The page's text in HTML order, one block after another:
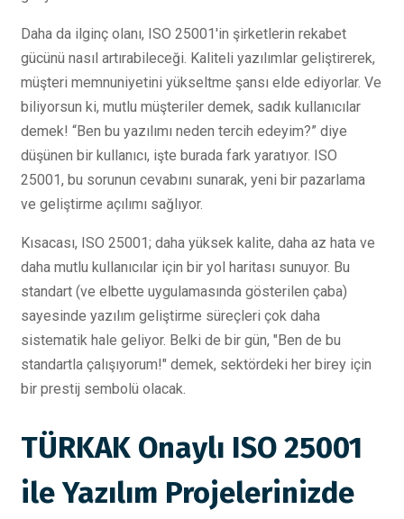
Daha da ilginç olanı, ISO 25001'in şirketlerin rekabet
gücünü nasıl artırabileceği. Kaliteli yazılımlar geliştirerek,
müşteri memnuniyetini yükseltme şansı elde ediyorlar. Ve
biliyorsun ki, mutlu müşteriler demek, sadık kullanıcılar
demek! “Ben bu yazılımı neden tercih edeyim?” diye
düşünen bir kullanıcı, işte burada fark yaratıyor. ISO
25001, bu sorunun cevabını sunarak, yeni bir pazarlama
ve geliştirme açılımı sağlıyor.
Kısacası, ISO 25001; daha yüksek kalite, daha az hata ve
daha mutlu kullanıcılar için bir yol haritası sunuyor. Bu
standart (ve elbette uygulamasında gösterilen çaba)
sayesinde yazılım geliştirme süreçleri çok daha
sistematik hale geliyor. Belki de bir gün, "Ben de bu
standartla çalışıyorum!" demek, sektördeki her birey için
bir prestij sembolü olacak.
TÜRKAK Onaylı ISO 25001
ile Yazılım Projelerinizde